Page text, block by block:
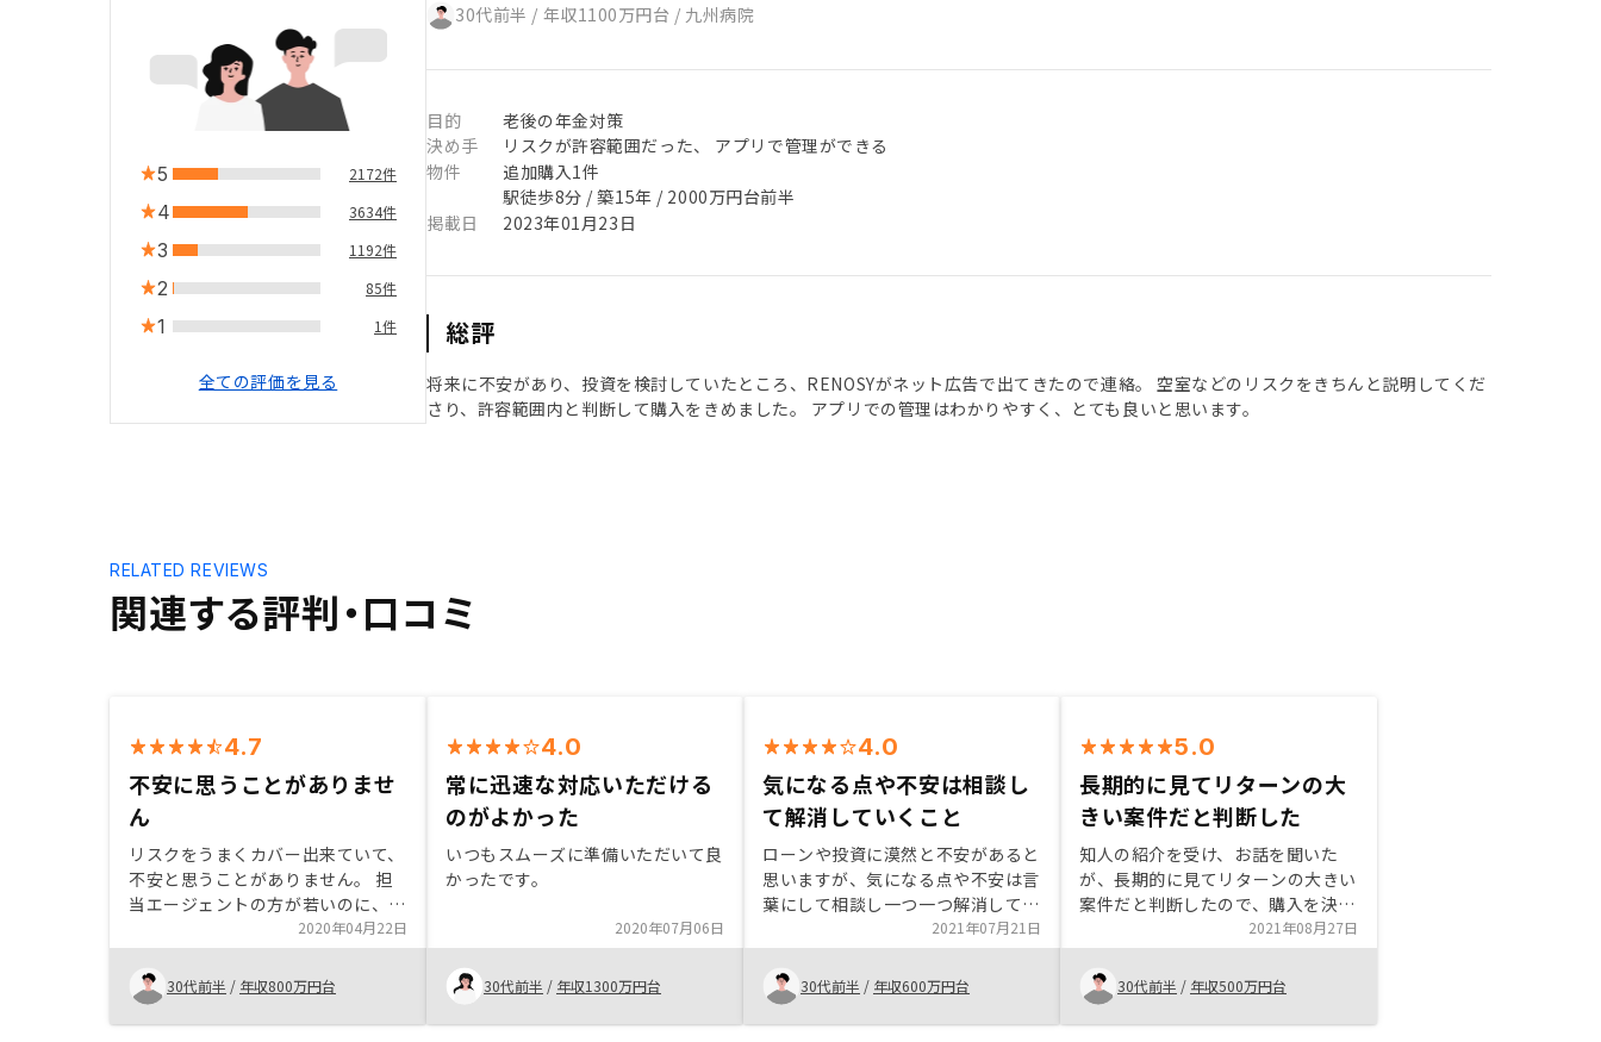
5 2172件
4 3634件
3 1192件
2 85件
1 1件
全ての評価を見る
30代前半 / 年収1100万円台 / 九州病院
目的
老後の年金対策
決め手
リスクが許容範囲だった、 アプリで管理ができる
物件
追加購入1件
駅徒歩8分 / 築15年 / 2000万円台前半
掲載日
2023年01月23日
総評
将来に不安があり、投資を検討していたところ、RENOSYがネット広告で出てきたので連絡。 空室などのリスクをきちんと説明してくだ
さり、許容範囲内と判断して購入をきめました。 アプリでの管理はわかりやすく、とても良いと思います。
関連する評判・口コミ
RELATED REVIEWS
4.7
不安に思うことがありませ
ん
リスクをうまくカバー出来ていて、
不安と思うことがありません。 担
当エージェントの方が若いのに、す
ごくしっかりしていて、信頼できま
した。 いろいろな不動産販売をし
ている会社があると思いますが、
GAテクノロジーはその中でも素晴
らしい会社だとおもいます。特にあ
2020年04月22日
30代前半 / 年収800万円台
4.0
常に迅速な対応いただける
のがよかった
いつもスムーズに準備いただいて良
かったです。
2020年07月06日
30代前半 / 年収1300万円台
4.0
気になる点や不安は相談し
て解消していくこと
ローンや投資に漠然と不安があると
思いますが、気になる点や不安は言
葉にして相談し一つ一つ解消してい
くといいと思います。2021年07月21日
30代前半 / 年収600万円台
5.0
長期的に見てリターンの大
きい案件だと判断した
知人の紹介を受け、お話を聞いた
が、長期的に見てリターンの大きい
案件だと判断したので、購入を決め
た。また、サポートも手厚く非常に
良いと感じた。
2021年08月27日
30代前半 / 年収500万円台